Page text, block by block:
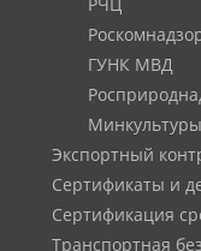
РЧЦ
ГУНК МВД
Минкультуры
Экспортный
Сертификаты и
Сертификация
Транспортная